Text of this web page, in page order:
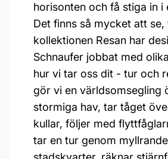
horisonten och få stiga in i
Det finns så mycket att se,
kollektionen Resan har
Schnaufer jobbat med
hur vi tar oss dit - tur och
gör vi en världsomsegling
stormiga hav, tar tåget
kullar, följer med
tar en tur genom myllrande